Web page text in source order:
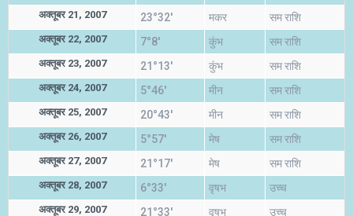
अक्तूबर 21, 2007 23°32' मकर सम राशि
अक्तूबर 22, 2007 7°8' कुंभ सम राशि
अक्तूबर 23, 2007 21°13' कुंभ सम राशि
अक्तूबर 24, 2007 5°46' मीन सम राशि
अक्तूबर 25, 2007 20°43' मीन सम राशि
अक्तूबर 26, 2007 5°57' मेष सम राशि
अक्तूबर 27, 2007 21°17' मेष सम राशि
अक्तूबर 28, 2007 6°33' वृषभ उच्च
अक्तूबर 29, 2007 21°33' वृषभ उच्च